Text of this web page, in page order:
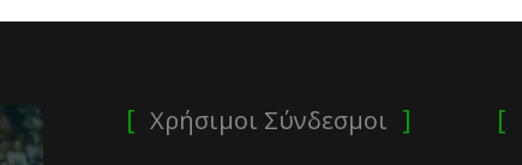
Χρήσιμοι Σύνδεσμοι